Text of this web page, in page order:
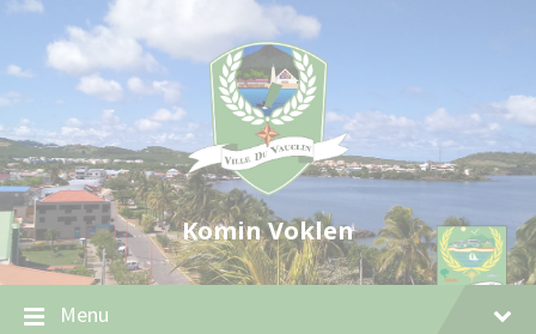
Skip
content
Skip
navigation
Skip
footer
Komin Voklen
Menu